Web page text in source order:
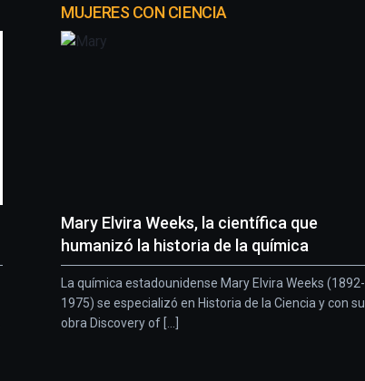
MUJERES CON CIENCIA
Mary Elvira Weeks, la científica que
humanizó la historia de la química
La química estadounidense Mary Elvira Weeks (1892-
1975) se especializó en Historia de la Ciencia y con su
obra Discovery of [...]